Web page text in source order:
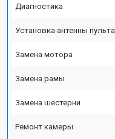
Диагностика
Установка антенны пульта
Замена мотора
Замена рамы
Замена шестерни
Ремонт камеры